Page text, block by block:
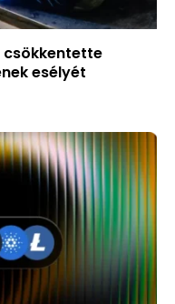
csökkentette
esélyét